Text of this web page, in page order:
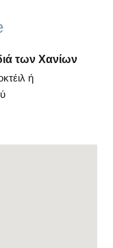
των Χανίων
ή